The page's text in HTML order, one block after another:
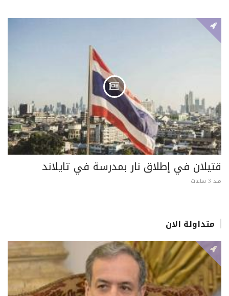
قتيلان في إطلاق نار بمدرسة في تايلاند
منذ 3 ساعات
متداولة الان